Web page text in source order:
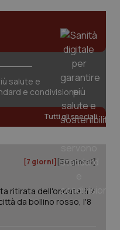
salute e
e condivisione
Tutti gli speciali
[7 giorni] [30 giorni]
ritirata dell'ondata: il 7
da bollino rosso, l'8
2
Google LLC
1